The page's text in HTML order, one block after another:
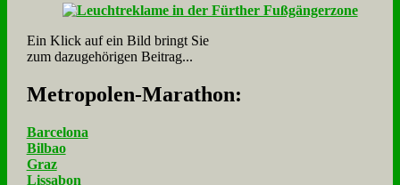
Ein Klick auf ein Bild bringt Sie
zum dazugehörigen Beitrag...
Me­tro­po­len-Ma­ra­thon:
Barcelona
Bilbao
Graz
Lissabon